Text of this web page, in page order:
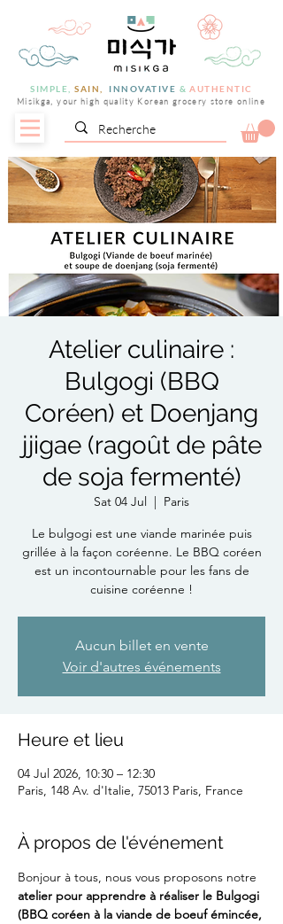
SIMPLE, SAIN, INNOVATIVE & AUTHENTIC
Misikga, your high quality Korean grocery store online
Atelier culinaire :
Bulgogi (BBQ
Coréen) et Doenjang
jjigae (ragoût de pâte
de soja fermenté)
Sat 04 Jul
  |
Paris
Le bulgogi est une viande marinée puis
grillée à la façon coréenne. Le BBQ coréen
est un incontournable pour les fans de
cuisine coréenne !
Aucun billet en vente
Voir d'autres événements
Heure et lieu
04 Jul 2026, 10:30 – 12:30
Paris, 148 Av. d'Italie, 75013 Paris, France
À propos de l'événement
Bonjour à tous, nous vous proposons notre
atelier pour apprendre à réaliser le Bulgogi
(BBQ coréen à la viande de boeuf émincée,